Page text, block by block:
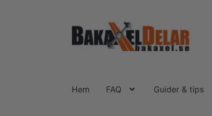
Hoppa
till
Hoppa
till
Hem FAQ Guider & tips